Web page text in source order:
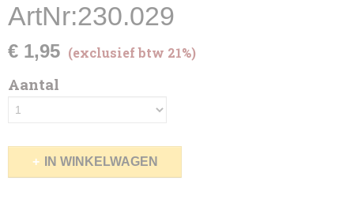
ArtNr:230.029
€ 1,95 (exclusief btw 21%)
Aantal
IN WINKELWAGEN